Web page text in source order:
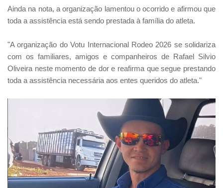
Ainda na nota, a organização lamentou o ocorrido e afirmou que
toda a assistência está sendo prestada à família do atleta.
"A organização do Votu Internacional Rodeo 2026 se solidariza
com os familiares, amigos e companheiros de Rafael Silvio
Oliveira neste momento de dor e reafirma que segue prestando
toda a assistência necessária aos entes queridos do atleta."